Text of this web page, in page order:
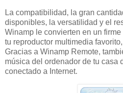
La compatibilidad, la gran
disponibles, la versatilidad y el
Winamp le convierten en un
tu reproductor multimedia
Gracias a Winamp Remote,
música del ordenador de tu casa
conectado a Internet.